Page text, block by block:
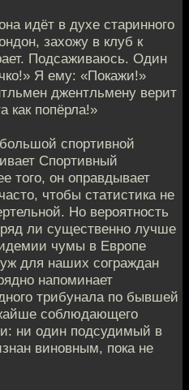
идёт в духе старинного
захожу в клуб к
Подсаживаюсь. Один
Я ему: «Покажи!»
джентльмену верит
как попёрла!»
спортивной
Спортивный
того, он оправдывает
чтобы статистика не
Но вероятность
ли существенно лучше
чумы в Европе
для наших сограждан
напоминает
трибунала по бывшей
соблюдающего
ни один подсудимый в
виновным, пока не